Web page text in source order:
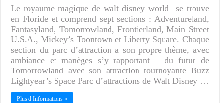
Le royaume magique de walt disney world se trouve
en Floride et comprend sept sections : Adventureland,
Fantasyland, Tomorrowland, Frontierland, Main Street
U.S.A., Mickey’s Toontown et Liberty Square. Chaque
section du parc d’attraction a son propre thème, avec
ambiance et manèges s’y rapportant – du futur de
Tomorrowland avec son attraction tournoyante Buzz
Lightyear’s Space Parc d’attractions de Walt Disney …
Plus d Informations »